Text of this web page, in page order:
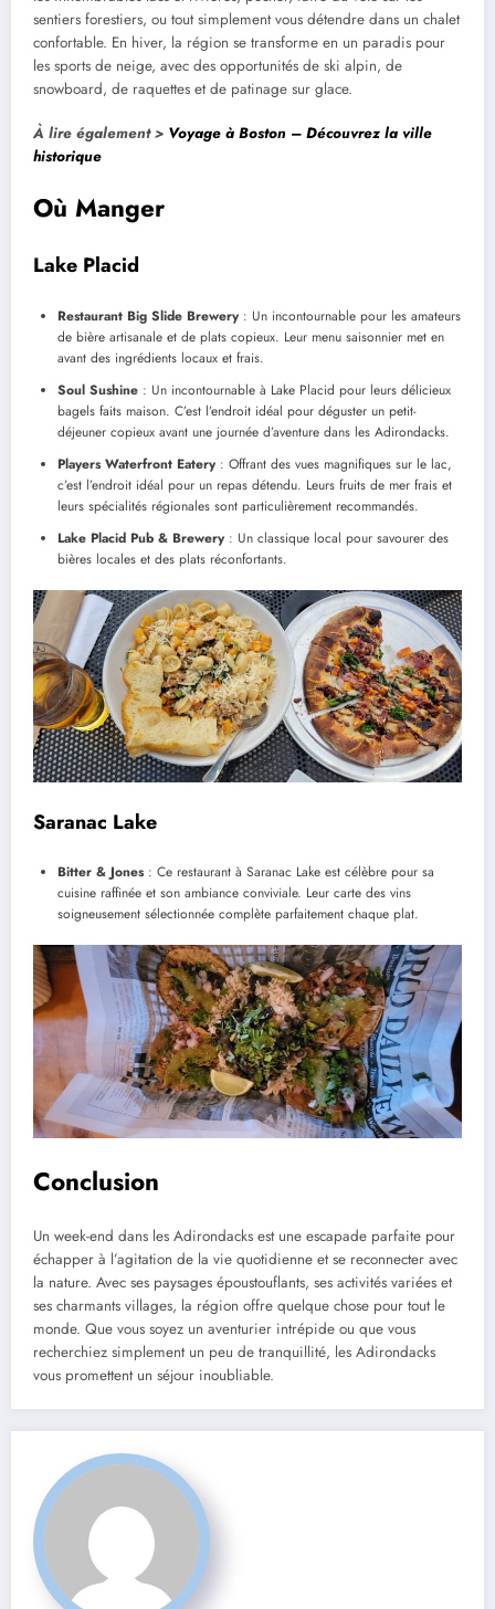
sentiers forestiers, ou tout simplement vous détendre dans un chalet
confortable. En hiver, la région se transforme en un paradis pour
les sports de neige, avec des opportunités de ski alpin, de
snowboard, de raquettes et de patinage sur glace.
À lire également > Voyage à Boston – Découvrez la ville
historique
Où Manger
Lake Placid
Restaurant Big Slide Brewery: Un incontournable pour les amateurs
de bière artisanale et de plats copieux. Leur menu saisonnier met en
avant des ingrédients locaux et frais.
Soul Sushine : Un incontournable à Lake Placid pour leurs délicieux
bagels faits maison. C’est l’endroit idéal pour déguster un petit-
déjeuner copieux avant une journée d’aventure dans les Adirondacks.
Players Waterfront Eatery: Offrant des vues magnifiques sur le lac,
c’est l’endroit idéal pour un repas détendu. Leurs fruits de mer frais et
leurs spécialités régionales sont particulièrement recommandés.
Lake Placid Pub & Brewery: Un classique local pour savourer des
bières locales et des plats réconfortants.
Saranac Lake
Bitter & Jones: Ce restaurant à Saranac Lake est célèbre pour sa
cuisine raffinée et son ambiance conviviale. Leur carte des vins
soigneusement sélectionnée complète parfaitement chaque plat.
Conclusion
Un week-end dans les Adirondacks est une escapade parfaite pour
échapper à l’agitation de la vie quotidienne et se reconnecter avec
la nature. Avec ses paysages époustouflants, ses activités variées et
ses charmants villages, la région offre quelque chose pour tout le
monde. Que vous soyez un aventurier intrépide ou que vous
recherchiez simplement un peu de tranquillité, les Adirondacks
vous promettent un séjour inoubliable.